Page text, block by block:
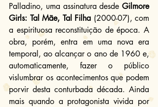
Palladino, uma assinatura desde Gilmore
Girls: Tal Mãe, Tal Filha (2000-07), com
a espirituosa reconstituição de época. A
obra, porém, entra em uma nova era
temporal, ao alcançar o ano de 1960 e,
automaticamente, fazer o público
vislumbrar os acontecimentos que podem
porvir desta conturbada década. Ainda
mais quando a protagonista vivida por